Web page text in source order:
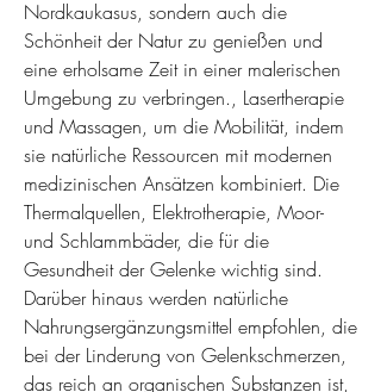
Nordkaukasus, sondern auch die
Schönheit der Natur zu genießen und
eine erholsame Zeit in einer malerischen
Umgebung zu verbringen., Lasertherapie
und Massagen, um die Mobilität, indem
sie natürliche Ressourcen mit modernen
medizinischen Ansätzen kombiniert. Die
Thermalquellen, Elektrotherapie, Moor-
und Schlammbäder, die für die
Gesundheit der Gelenke wichtig sind.
Darüber hinaus werden natürliche
Nahrungsergänzungsmittel empfohlen, die
bei der Linderung von Gelenkschmerzen,
das reich an organischen Substanzen ist,